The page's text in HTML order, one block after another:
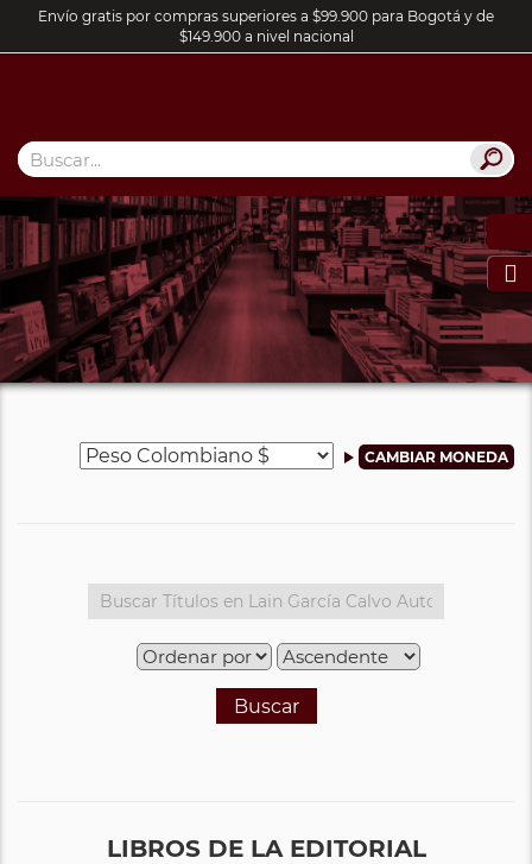
Envío gratis por compras superiores a $99.900 para Bogotá y de
$149.900 a nivel nacional

Buscar
LIBROS DE LA EDITORIAL